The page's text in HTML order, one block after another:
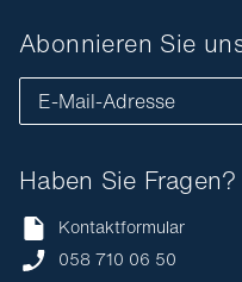
Haben Sie Fragen?
Kontaktformular
058 710 06 50
Abonnieren Sie
E-Mail-Adresse